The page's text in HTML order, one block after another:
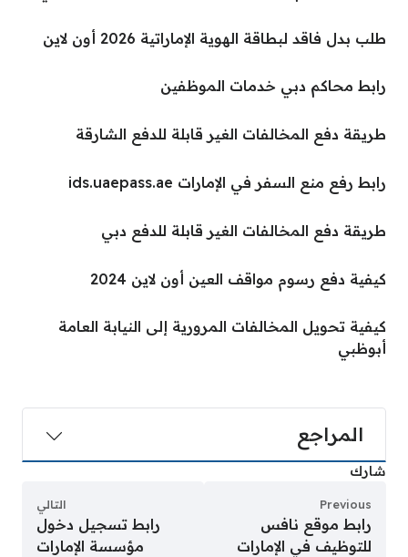
طلب بدل فاقد لبطاقة الهوية الإماراتية 2026 أون لاين
رابط محاكم دبي خدمات الموظفين
طريقة دفع المخالفات الغير قابلة للدفع الشارقة
رابط رفع منع السفر في الإمارات ids.uaepass.ae
طريقة دفع المخالفات الغير قابلة للدفع دبي
كيفية دفع رسوم مواقف العين أون لاين 2024
كيفية تحويل المخالفات المرورية إلى النيابة العامة
أبوظبي
المراجع
شارك
Previous
رابط موقع نافس
للتوظيف في الإمارات
التالي
رابط تسجيل دخول
مؤسسة الإمارات